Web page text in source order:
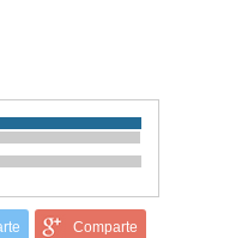
Comparte